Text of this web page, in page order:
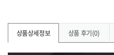
상품상세정보 상품 후기(0)